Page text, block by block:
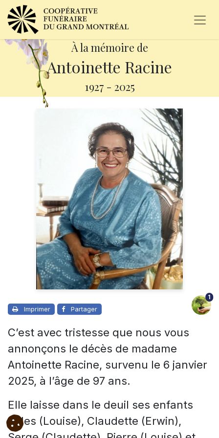
À la mémoire de
Antoinette Racine
1927 - 2025
Imprimer Partager
1
C’est avec tristesse que nous vous
annonçons le décès de madame
Antoinette Racine, survenu le 6 janvier
2025, à l’âge de 97 ans.
Elle laisse dans le deuil ses enfants
Gilles (Louise), Claudette (Erwin),